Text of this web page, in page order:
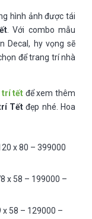
hình ảnh được tái
. Với combo mẫu
Decal, hy vọng sẽ
để trang trí nhà
trí tết để xem thêm
Tếtđẹp nhé. Hoa
x 80 – 399000
x 58 – 199000 –
x 58 – 129000 –